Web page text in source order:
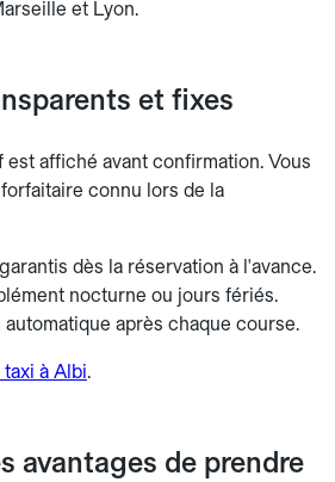
et Lyon.
et fixes
affiché avant confirmation. Vous
connu lors de la
dès la réservation à l'avance.
nocturne ou jours fériés.
automatique après chaque course.
à Albi.
avantages de prendre